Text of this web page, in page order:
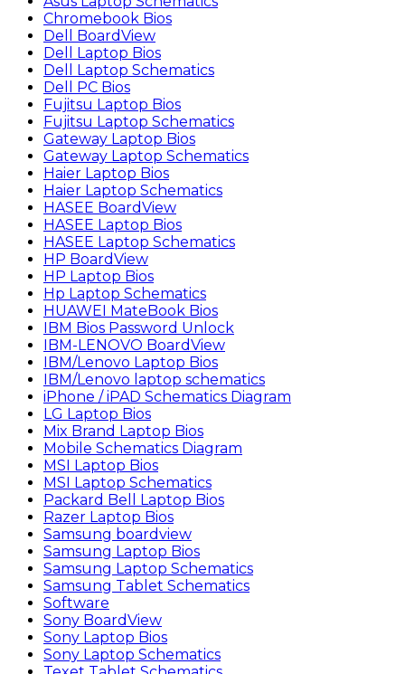
Chromebook Bios
Dell BoardView
Dell Laptop Bios
Dell Laptop Schematics
Dell PC Bios
Fujitsu Laptop Bios
Fujitsu Laptop Schematics
Gateway Laptop Bios
Gateway Laptop Schematics
Haier Laptop Bios
Haier Laptop Schematics
HASEE BoardView
HASEE Laptop Bios
HASEE Laptop Schematics
HP BoardView
HP Laptop Bios
Hp Laptop Schematics
HUAWEI MateBook Bios
IBM Bios Password Unlock
IBM-LENOVO BoardView
IBM/Lenovo Laptop Bios
IBM/Lenovo laptop schematics
iPhone / iPAD Schematics Diagram
LG Laptop Bios
Mix Brand Laptop Bios
Mobile Schematics Diagram
MSI Laptop Bios
MSI Laptop Schematics
Packard Bell Laptop Bios
Razer Laptop Bios
Samsung boardview
Samsung Laptop Bios
Samsung Laptop Schematics
Samsung Tablet Schematics
Software
Sony BoardView
Sony Laptop Bios
Sony Laptop Schematics